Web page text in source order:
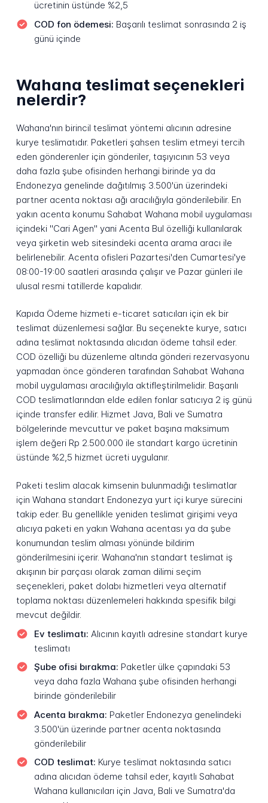
ücretinin üstünde %2,5
COD fon ödemesi: Başarılı teslimat sonrasında 2 iş
günü içinde
Wahana teslimat seçenekleri
nelerdir?
Wahana'nın birincil teslimat yöntemi alıcının adresine
kurye teslimatıdır. Paketleri şahsen teslim etmeyi tercih
eden gönderenler için gönderiler, taşıyıcının 53 veya
daha fazla şube ofisinden herhangi birinde ya da
Endonezya genelinde dağıtılmış 3.500'ün üzerindeki
partner acenta noktası ağı aracılığıyla gönderilebilir. En
yakın acenta konumu Sahabat Wahana mobil uygulaması
içindeki "Cari Agen" yani Acenta Bul özelliği kullanılarak
veya şirketin web sitesindeki acenta arama aracı ile
belirlenebilir. Acenta ofisleri Pazartesi'den Cumartesi'ye
08:00-19:00 saatleri arasında çalışır ve Pazar günleri ile
ulusal resmi tatillerde kapalıdır.
Kapıda Ödeme hizmeti e-ticaret satıcıları için ek bir
teslimat düzenlemesi sağlar. Bu seçenekte kurye, satıcı
adına teslimat noktasında alıcıdan ödeme tahsil eder.
COD özelliği bu düzenleme altında gönderi rezervasyonu
yapmadan önce gönderen tarafından Sahabat Wahana
mobil uygulaması aracılığıyla aktifleştirilmelidir. Başarılı
COD teslimatlarından elde edilen fonlar satıcıya 2 iş günü
içinde transfer edilir. Hizmet Java, Bali ve Sumatra
bölgelerinde mevcuttur ve paket başına maksimum
işlem değeri Rp 2.500.000 ile standart kargo ücretinin
üstünde %2,5 hizmet ücreti uygulanır.
Paketi teslim alacak kimsenin bulunmadığı teslimatlar
için Wahana standart Endonezya yurt içi kurye sürecini
takip eder. Bu genellikle yeniden teslimat girişimi veya
alıcıya paketi en yakın Wahana acentası ya da şube
konumundan teslim alması yönünde bildirim
gönderilmesini içerir. Wahana'nın standart teslimat iş
akışının bir parçası olarak zaman dilimi seçim
seçenekleri, paket dolabı hizmetleri veya alternatif
toplama noktası düzenlemeleri hakkında spesifik bilgi
mevcut değildir.
Ev teslimatı: Alıcının kayıtlı adresine standart kurye
teslimatı
Şube ofisi bırakma: Paketler ülke çapındaki 53
veya daha fazla Wahana şube ofisinden herhangi
birinde gönderilebilir
Acenta bırakma: Paketler Endonezya genelindeki
3.500'ün üzerinde partner acenta noktasında
gönderilebilir
COD teslimat: Kurye teslimat noktasında satıcı
adına alıcıdan ödeme tahsil eder, kayıtlı Sahabat
Wahana kullanıcıları için Java, Bali ve Sumatra'da